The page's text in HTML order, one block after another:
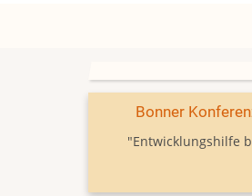
Bonner
"Entwicklungshilfe